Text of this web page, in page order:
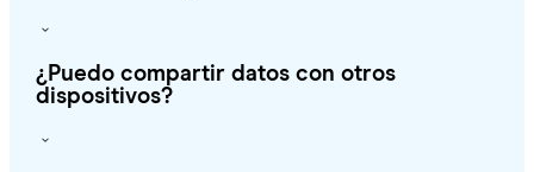
¿Puedo compartir datos con otros
dispositivos?